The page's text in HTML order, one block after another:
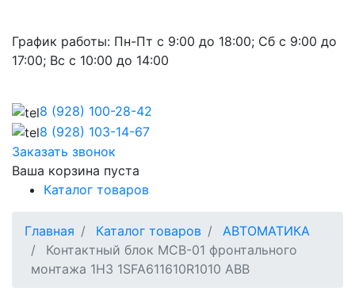
График работы: Пн-Пт с 9:00 до 18:00; Сб с 9:00 до
17:00; Вс с 10:00 до 14:00
8 (928) 100-28-42
8 (928) 103-14-67
Заказать звонок
Ваша корзина пуста
Каталог товаров
Главная Каталог товаров
АВТОМАТИКА
Контактный блок MCB-01 фронтального
монтажа 1НЗ 1SFA611610R1010 ABB